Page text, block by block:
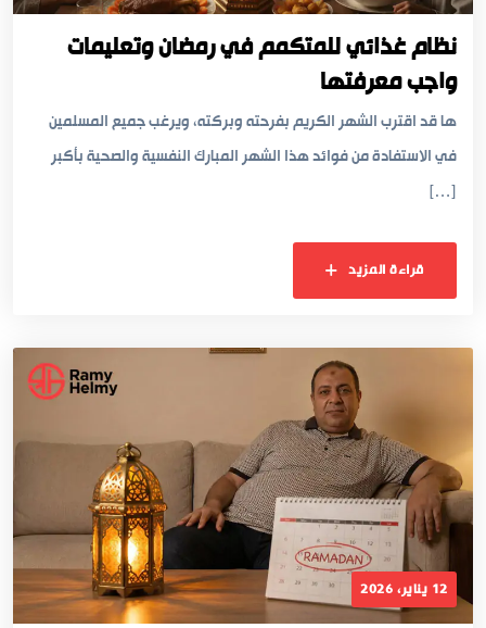
نظام غذائي للمتكمم في رمضان وتعليمات
واجب معرفتها
ها قد اقترب الشهر الكريم بفرحته وبركته، ويرغب جميع المسلمين
في الاستفادة من فوائد هذا الشهر المبارك النفسية والصحية بأكبر
[…]
قراءة المزيد
12 يناير، 2026